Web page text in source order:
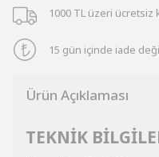
1000 TL üzeri ücretsiz
15 gün içinde iade
Ürün Açıklaması
TEKNİK